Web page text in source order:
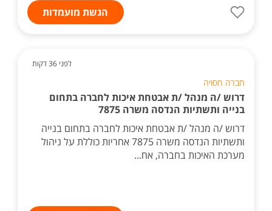
הגשת מועמדות
לפני 36 דקות
חברה חסויה
דרוש /ה מנהל /ת אבטחת איכות לחברה בתחום
בנייה ותשתיות הנדסה משרה 7875
דרוש /ה מנהל /ת אבטחת איכות לחברה בתחום בנייה
ותשתיות הנדסה משרה 7875 אחריות כוללת על ניהול
מערכת האיכות בחברה, אח...